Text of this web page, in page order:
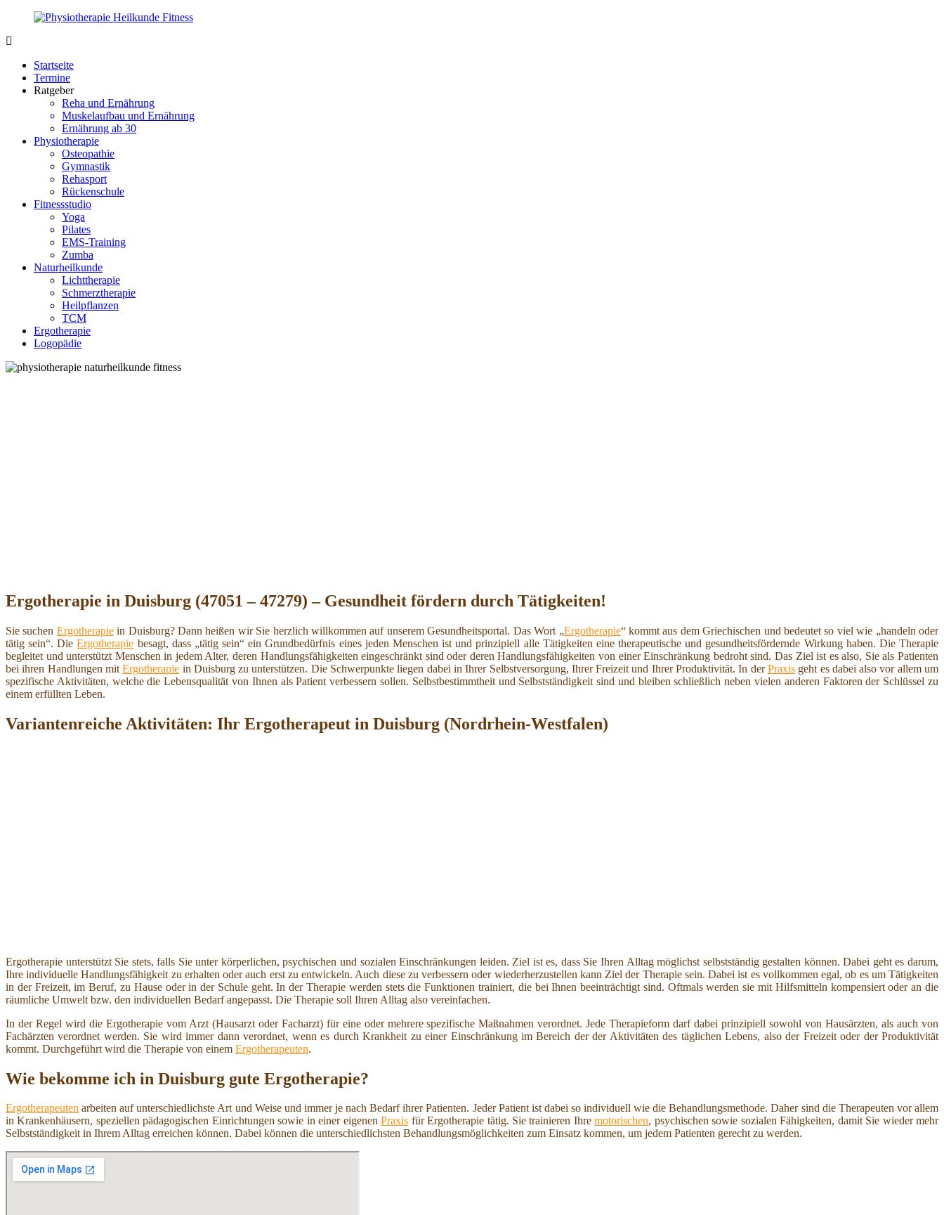
Zurück
Inhalt
Fit.de
Körper
Startseite
Termine
Ratgeber
Reha und Ernährung
Muskelaufbau und Ernährung
Ernährung ab 30
Physiotherapie
Osteopathie
Gymnastik
Rehasport
Rückenschule
Fitnessstudio
Yoga
Pilates
EMS-Training
Zumba
Naturheilkunde
Lichttherapie
Schmerztherapie
Heilpflanzen
TCM
Ergotherapie
Logopädie
Ergotherapie in Duisburg (47051 – 47279) – Gesundheit fördern durch Tätigkeiten!
Sie suchen Ergotherapiein Duisburg? Dann heißen wir Sie herzlich willkommen auf unserem Gesundheitsportal. Das Wort „Ergotherapie“ kommt aus dem Griechischen und bedeutet so viel wie „handeln oder
tätig sein“. DieErgotherapie besagt, dass „tätig sein“ ein Grundbedürfnis eines jeden Menschen ist und prinzipiell alle Tätigkeiten eine therapeutische und gesundheitsfördernde Wirkung haben. Die Therapie
begleitet und unterstützt Menschen in jedem Alter, deren Handlungsfähigkeiten eingeschränkt sind oder deren Handlungsfähigkeiten von einer Einschränkung bedroht sind. Das Ziel ist es also, Sie als Patienten
bei ihren Handlungen mitErgotherapie in Duisburg zu unterstützen. Die Schwerpunkte liegen dabei in Ihrer Selbstversorgung, Ihrer Freizeit und Ihrer Produktivität. In derPraxisgeht es dabei also vor allem um
spezifische Aktivitäten, welche die Lebensqualität von Ihnen als Patient verbessern sollen. Selbstbestimmtheit und Selbstständigkeit sind und bleiben schließlich neben vielen anderen Faktoren der Schlüssel zu
einem erfüllten Leben.
Variantenreiche Aktivitäten: Ihr Ergotherapeut in Duisburg (Nordrhein-Westfalen)
Ergotherapie unterstützt Sie stets, falls Sie unter körperlichen, psychischen und sozialen Einschränkungen leiden. Ziel ist es, dass Sie Ihren Alltag möglichst selbstständig gestalten können. Dabei geht es darum,
Ihre individuelle Handlungsfähigkeit zu erhalten oder auch erst zu entwickeln. Auch diese zu verbessern oder wiederherzustellen kann Ziel der Therapie sein. Dabei ist es vollkommen egal, ob es um Tätigkeiten
in der Freizeit, im Beruf, zu Hause oder in der Schule geht. In der Therapie werden stets die Funktionen trainiert, die bei Ihnen beeinträchtigt sind. Oftmals werden sie mit Hilfsmitteln kompensiert oder an die
räumliche Umwelt bzw. den individuellen Bedarf angepasst. Die Therapie soll Ihren Alltag also vereinfachen.
In der Regel wird die Ergotherapie vom Arzt (Hausarzt oder Facharzt) für eine oder mehrere spezifische Maßnahmen verordnet. Jede Therapieform darf dabei prinzipiell sowohl von Hausärzten, als auch von
Fachärzten verordnet werden. Sie wird immer dann verordnet, wenn es durch Krankheit zu einer Einschränkung im Bereich der der Aktivitäten des täglichen Lebens, also der Freizeit oder der Produktivität
kommt. Durchgeführt wird die Therapie von einem Ergotherapeuten.
Wie bekomme ich in Duisburg gute Ergotherapie?
Ergotherapeuten arbeiten auf unterschiedlichste Art und Weise und immer je nach Bedarf ihrer Patienten. Jeder Patient ist dabei so individuell wie die Behandlungsmethode. Daher sind die Therapeuten vor allem
in Krankenhäusern, speziellen pädagogischen Einrichtungen sowie in einer eigenenPraxis für Ergotherapie tätig. Sie trainieren Ihremotorischen, psychischen sowie sozialen Fähigkeiten, damit Sie wieder mehr
Selbstständigkeit in Ihrem Alltag erreichen können. Dabei können die unterschiedlichsten Behandlungsmöglichkeiten zum Einsatz kommen, um jedem Patienten gerecht zu werden.